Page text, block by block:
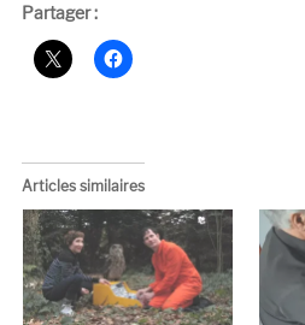
Partager :
Articles similaires